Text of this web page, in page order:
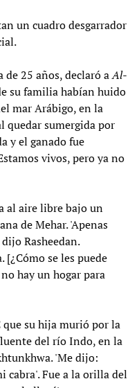
un cuadro desgarrador
de 25 años, declaró aAl-
su familia habían huido
mar Arábigo, en la
quedar sumergida por
y el ganado fue
vivos, pero ya no
al aire libre bajo un
de Mehar. 'Apenas
Rasheedan.
se les puede
hay un hogar para
que su hija murió por la
del río Indo, en la
'Me dijo:
cabra'. Fue a la orilla del